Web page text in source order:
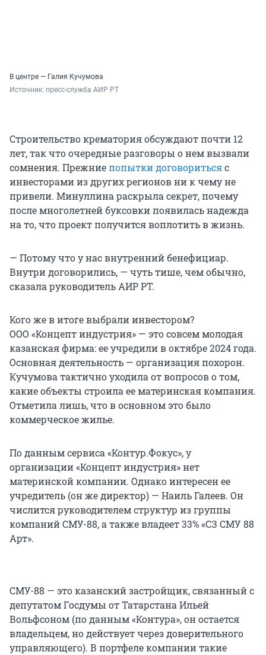
В центре — Галия Кучумова
Источник: пресс-служба АИР РТ
Строительство крематория обсуждают почти 12
лет, так что очередные разговоры о нем вызвали
сомнения. Прежниепопытки договоритьсяс
инвесторами из других регионов ни к чему не
привели. Минуллина раскрыла секрет, почему
после многолетней буксовки появилась надежда
на то, что проект получится воплотить в жизнь.
— Потому что у нас внутренний бенефициар.
Внутри договорились, — чуть тише, чем обычно,
сказала руководитель АИР РТ.
Кого же в итоге выбрали инвестором?
ООО «Концепт индустрия» — это совсем молодая
казанская фирма: ее учредили в октябре 2024 года.
Основная деятельность — организация похорон.
Кучумова тактично уходила от вопросов о том,
какие объекты строила ее материнская компания.
Отметила лишь, что в основном это было
коммерческое жилье.
По данным сервиса «Контур.Фокус», у
организации «Концепт индустрия» нет
материнской компании. Однако интересен ее
учредитель (он же директор) — Наиль Галеев. Он
числится руководителем структур из группы
компаний СМУ-88, а также владеет 33% «СЗ СМУ 88
Арт».
СМУ-88 — это казанский застройщик, связанный с
депутатом Госдумы от Татарстана Ильей
Вольфсоном (по данным «Контура», он остается
владельцем, но действует через доверительного
управляющего). В портфеле компании такие